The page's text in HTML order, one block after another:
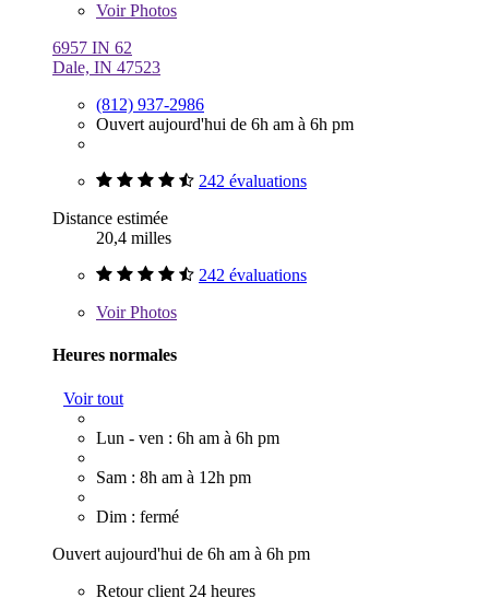
VoirPhotos
6957 IN 62
Dale, IN 47523
(812) 937-2986
Ouvert aujourd'hui de 6h am à 6h pm
242 évaluations
Distance estimée
20,4 milles
242 évaluations
VoirPhotos
Heures normales
Voir tout
Lun - ven : 6h am à 6h pm
Sam : 8h am à 12h pm
Dim : fermé
Ouvert aujourd'hui de 6h am à 6h pm
Retour client 24 heures